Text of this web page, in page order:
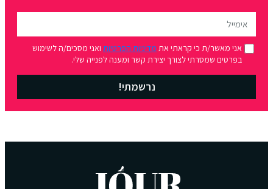
אני מאשר/ת כי קראתי אתמדיניות הפרטיותואני מסכים/ה לשימוש
בפרטים שמסרתי לצורך יצירת קשר ומענה לפנייה שלי.
נרשמתי!